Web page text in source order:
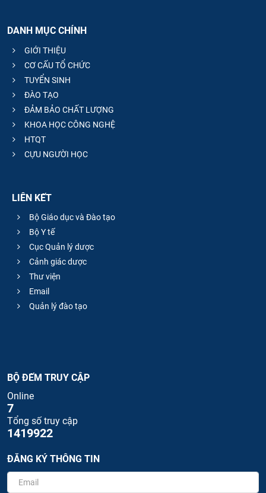
DANH MỤC CHÍNH
GIỚI THIỆU
CƠ CẤU TỔ CHỨC
TUYỂN SINH
ĐÀO TẠO
ĐẢM BẢO CHẤT LƯỢNG
KHOA HỌC CÔNG NGHỆ
HTQT
CỰU NGƯỜI HỌC
LIÊN KẾT
Bộ Giáo dục và Đào tạo
Bộ Y tế
Cục Quản lý dược
Cảnh giác dược
Thư viện
Email
Quản lý đào tạo
BỘ ĐẾM TRUY CẬP
Online
7
Tổng số truy cập
1419922
ĐĂNG KÝ THÔNG TIN